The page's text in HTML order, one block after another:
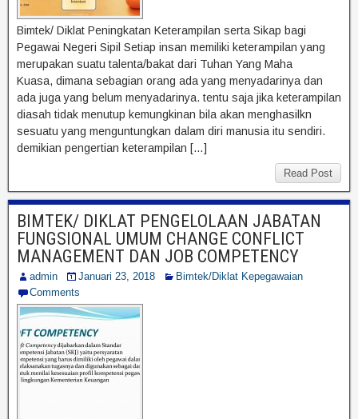
Bimtek/ Diklat Peningkatan Keterampilan serta Sikap bagi
Pegawai Negeri Sipil Setiap insan memiliki keterampilan yang
merupakan suatu talenta/bakat dari Tuhan Yang Maha
Kuasa, dimana sebagian orang ada yang menyadarinya dan
ada juga yang belum menyadarinya. tentu saja jika keterampilan
diasah tidak menutup kemungkinan bila akan menghasilkn
sesuatu yang menguntungkan dalam diri manusia itu sendiri.
demikian pengertian keterampilan […]
Read Post
BIMTEK/ DIKLAT PENGELOLAAN JABATAN
FUNGSIONAL UMUM CHANGE CONFLICT
MANAGEMENT DAN JOB COMPETENCY
admin Januari 23, 2018
Bimtek/Diklat Kepegawaian
Comments